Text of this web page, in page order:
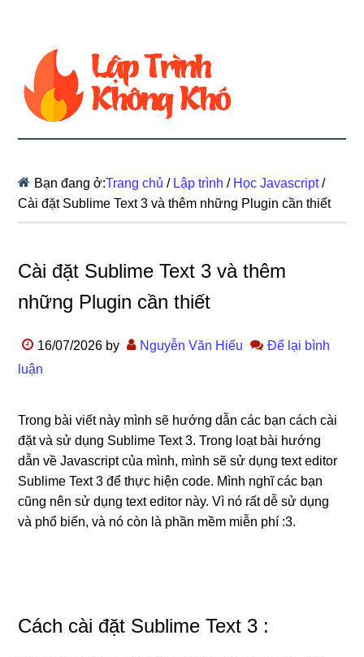
Bạn đang ở:Trang chủ / Lập trình / Học Javascript /
Cài đặt Sublime Text 3 và thêm những Plugin cần thiết
Cài đặt Sublime Text 3 và thêm
những Plugin cần thiết
16/07/2026 by Nguyễn Văn Hiếu
Để lại bình
luận
Trong bài viết này mình sẽ hướng dẫn các bạn cách cài
đặt và sử dụng Sublime Text 3. Trong loạt bài hướng
dẫn về Javascript của mình, mình sẽ sử dụng text editor
Sublime Text 3 để thực hiện code. Mình nghĩ các bạn
cũng nên sử dụng text editor này. Vì nó rất dễ sử dụng
và phổ biến, và nó còn là phần mềm miễn phí :3.
Cách cài đặt Sublime Text 3 :